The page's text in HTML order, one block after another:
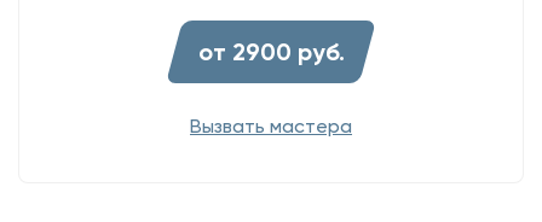
от 2900 руб.
Вызвать мастера